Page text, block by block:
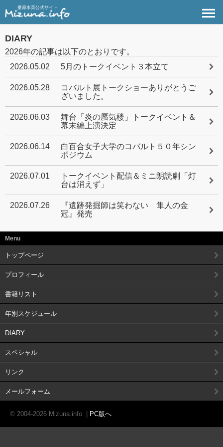
桑原水菜公式サイト
DIARY
2026年の記事は以下のとおりです。
2026.05.02
5月のトークイベント３本立て
2026.05.28
コバルト展トークショーありがとうご
ざいました。
2026.06.03
舞台「炎の蜃気楼」トークイベント＆
幕末編上演決定
2026.06.14
白百合女子大学のコバルト５０年シン
ポジウム
2026.07.01
トークイベント配信＆ミニ朗読劇「灯
台は消えず」
2026.07.26
『遺跡発掘師は笑わない 隼人の金
冠』発売
Menu
トップページ
プロフィール
書籍リスト
年別スケジュール
DIARY
スペシャル
リンク
メールフォーム
© 2004-2026 Mizuna.info PC版へ